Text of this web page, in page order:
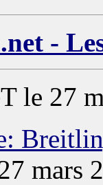
-
le 27
mars